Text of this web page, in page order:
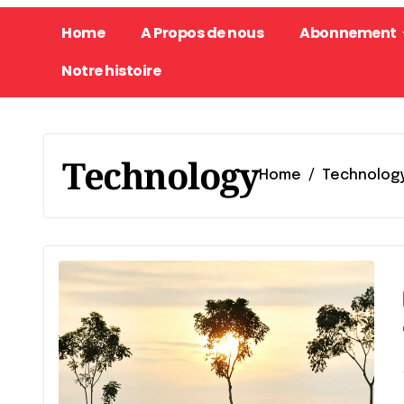
Home A Propos de nous Abonnement
Notre histoire
TechnologyHome